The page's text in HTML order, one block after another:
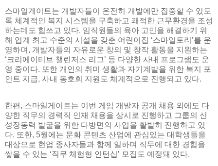
스마일게이트는 개발자들이 온전히 개발에만 집중할 수 있도
록 체계적인 복지 시스템을 구축하고 쾌적한 근무환경을 조성
하는데도 힘쓰고 있다. 임직원들의 육아 고민을 해결하기 위
해 업계 최고 수준의 시설을 갖춘 어린이집 ‘스마일토리’를 운
영하며, 개발자들의 자유로운 창의 및 창작 활동을 지원하는
‘크리에이티브 챌린저스 리그’ 등 다양한 사내 프로그램도 운
영 중이다. 또한 개인의 취미 생활과 자기계발을 위한 복지 포
인트 지급, 사내 동호회 지원도 체계적으로 진행되고 있다.
한편, 스마일게이트는 이번 게임 개발자 공개 채용 외에도 다
양한 직무의 경력직 인재 채용을 상시로 진행하고 그룹의 신
성장동력 발굴을 위한 다방면의 사업을 활발히 진행하고 있
다. 또한, 5월에는 문화 콘텐츠 산업에 관심있는 대학생들을
대상으로 현업 종사자들과 함께 일하며 직무에 대한 경험을
쌓을 수 있는 ‘직무 체험형 인턴십’ 모집도 예정돼 있다.